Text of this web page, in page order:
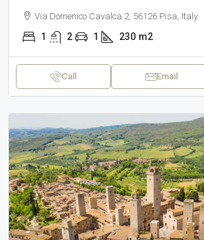
Via Domenico Cavalca 2, 56126 Pisa, Italy
1 2 1 230 m2
Call Email